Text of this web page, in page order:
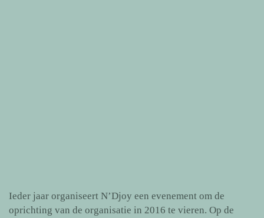
Ieder jaar organiseert N’Djoy een evenement om de
oprichting van de organisatie in 2016 te vieren. Op de